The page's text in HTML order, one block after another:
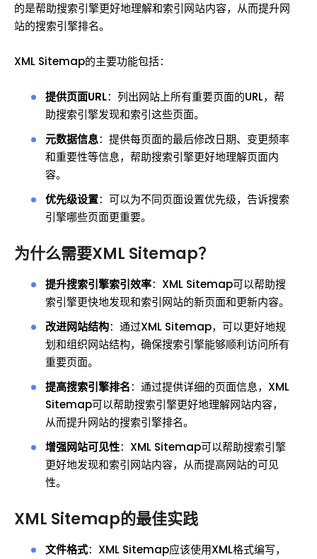
的是帮助搜索引擎更好地理解和索引网站内容，从而提升网
站的搜索引擎排名。
XML Sitemap的主要功能包括：
提供页面URL：列出网站上所有重要页面的URL，帮
助搜索引擎发现和索引这些页面。
元数据信息：提供每页面的最后修改日期、变更频率
和重要性等信息，帮助搜索引擎更好地理解页面内
容。
优先级设置：可以为不同页面设置优先级，告诉搜索
引擎哪些页面更重要。
为什么需要XML Sitemap？
提升搜索引擎索引效率：XML Sitemap可以帮助搜
索引擎更快地发现和索引网站的新页面和更新内容。
改进网站结构：通过XML Sitemap，可以更好地规
划和组织网站结构，确保搜索引擎能够顺利访问所有
重要页面。
提高搜索引擎排名：通过提供详细的页面信息，XML
Sitemap可以帮助搜索引擎更好地理解网站内容，
从而提升网站的搜索引擎排名。
增强网站可见性：XML Sitemap可以帮助搜索引擎
更好地发现和索引网站内容，从而提高网站的可见
性。
XML Sitemap的最佳实践
文件格式：XML Sitemap应该使用XML格式编写，